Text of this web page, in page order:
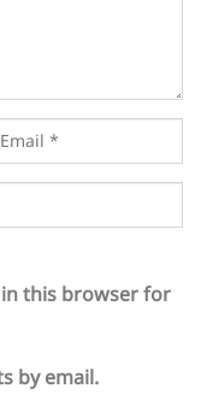
in this browser for
by email.